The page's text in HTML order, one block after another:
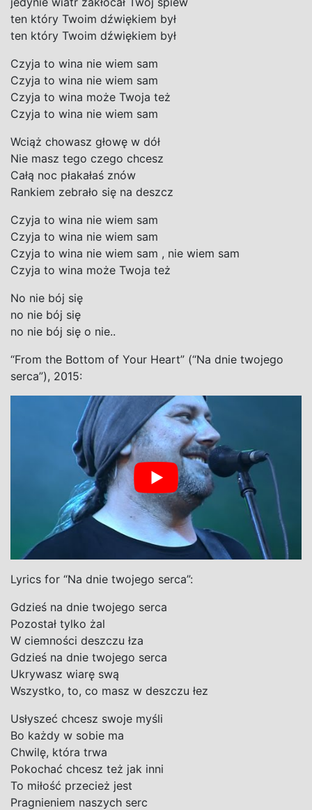
ten który Twoim dźwiękiem był
ten który Twoim dźwiękiem był
Czyja to wina nie wiem sam
Czyja to wina nie wiem sam
Czyja to wina może Twoja też
Czyja to wina nie wiem sam
Wciąż chowasz głowę w dół
Nie masz tego czego chcesz
Całą noc płakałaś znów
Rankiem zebrało się na deszcz
Czyja to wina nie wiem sam
Czyja to wina nie wiem sam
Czyja to wina nie wiem sam , nie wiem sam
Czyja to wina może Twoja też
No nie bój się
no nie bój się
no nie bój się o nie..
“From the Bottom of Your Heart” (“Na dnie twojego
serca”), 2015:
Lyrics for “Na dnie twojego serca”:
Gdzieś na dnie twojego serca
Pozostał tylko żal
W ciemności deszczu łza
Gdzieś na dnie twojego serca
Ukrywasz wiarę swą
Wszystko, to, co masz w deszczu łez
Usłyszeć chcesz swoje myśli
Bo każdy w sobie ma
Chwilę, która trwa
Pokochać chcesz też jak inni
To miłość przecież jest
Pragnieniem naszych serc